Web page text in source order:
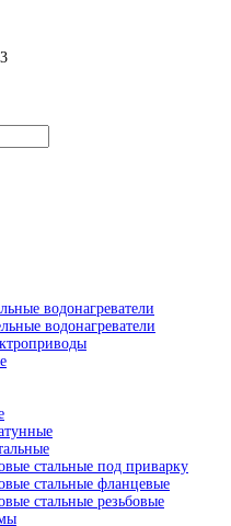
водонагреватели
водонагреватели
стальные под приварку
стальные фланцевые
стальные резьбовые